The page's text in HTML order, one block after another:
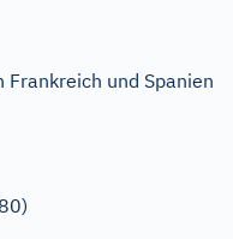
Frankreich und Spanien